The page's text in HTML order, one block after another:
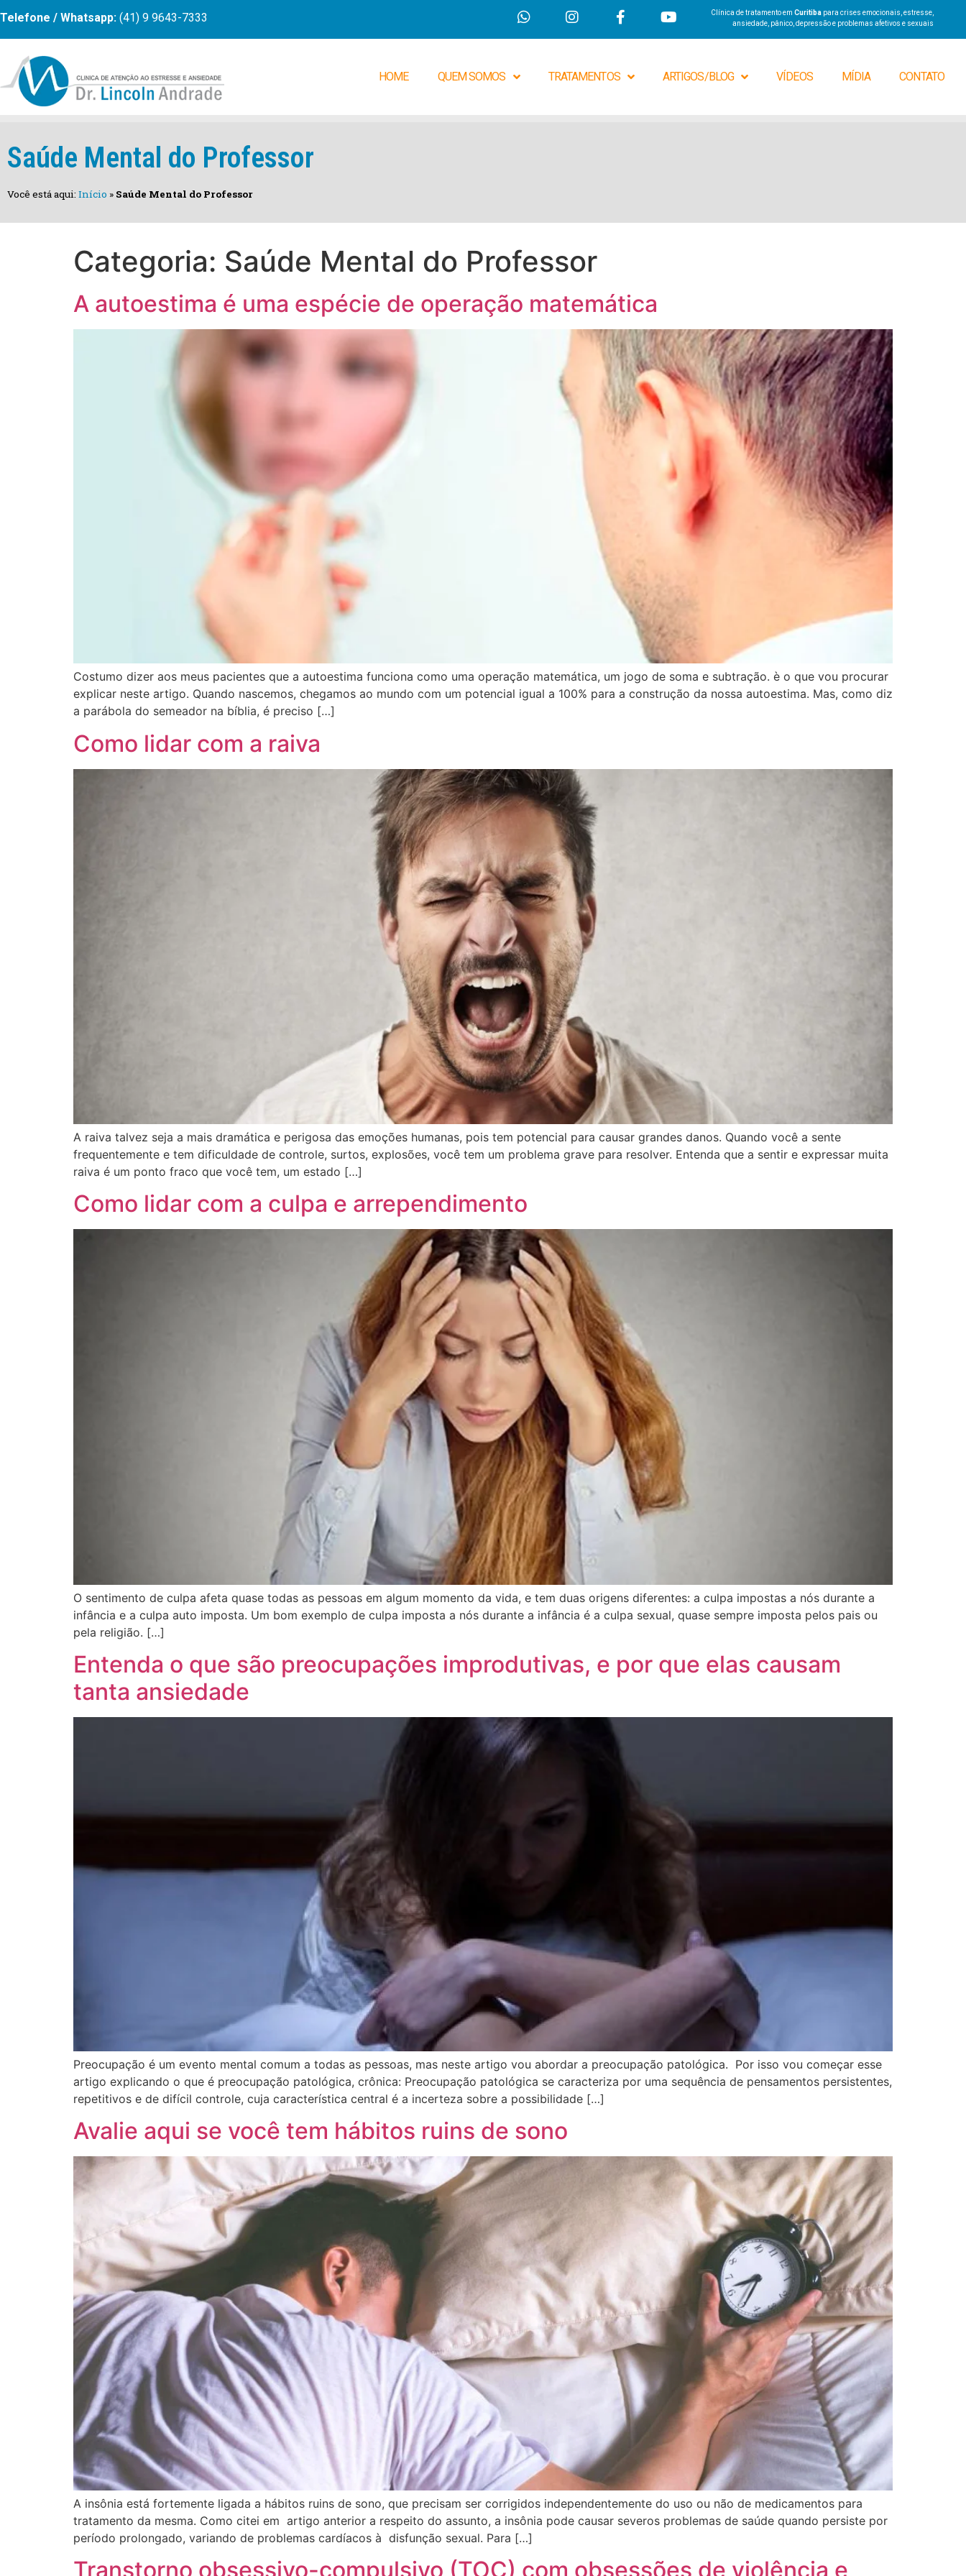
Telefone / Whatsapp: (41) 9 9643-7333 Clínica de tratamento emCuritiba para crises emocionais, estresse,
ansiedade, pânico, depressão e problemas afetivos e sexuais
HOME QUEM SOMOS TRATAMENTOS ARTIGOS/BLOG VÍDEOS MÍDIA CONTATO
Saúde Mental do Professor
Você está aqui: Início » Saúde Mental do Professor
Categoria: Saúde Mental do Professor
A autoestima é uma espécie de operação matemática
Costumo dizer aos meus pacientes que a autoestima funciona como uma operação matemática, um jogo de soma e subtração. è o que vou procurar
explicar neste artigo. Quando nascemos, chegamos ao mundo com um potencial igual a 100% para a construção da nossa autoestima. Mas, como diz
a parábola do semeador na bíblia, é preciso […]
Como lidar com a raiva
A raiva talvez seja a mais dramática e perigosa das emoções humanas, pois tem potencial para causar grandes danos. Quando você a sente
frequentemente e tem dificuldade de controle, surtos, explosões, você tem um problema grave para resolver. Entenda que a sentir e expressar muita
raiva é um ponto fraco que você tem, um estado […]
Como lidar com a culpa e arrependimento
O sentimento de culpa afeta quase todas as pessoas em algum momento da vida, e tem duas origens diferentes: a culpa impostas a nós durante a
infância e a culpa auto imposta. Um bom exemplo de culpa imposta a nós durante a infância é a culpa sexual, quase sempre imposta pelos pais ou
pela religião. […]
Entenda o que são preocupações improdutivas, e por que elas causam
tanta ansiedade
Preocupação é um evento mental comum a todas as pessoas, mas neste artigo vou abordar a preocupação patológica. Por isso vou começar esse
artigo explicando o que é preocupação patológica, crônica: Preocupação patológica se caracteriza por uma sequência de pensamentos persistentes,
repetitivos e de difícil controle, cuja característica central é a incerteza sobre a possibilidade […]
Avalie aqui se você tem hábitos ruins de sono
A insônia está fortemente ligada a hábitos ruins de sono, que precisam ser corrigidos independentemente do uso ou não de medicamentos para
tratamento da mesma. Como citei em artigo anterior a respeito do assunto, a insônia pode causar severos problemas de saúde quando persiste por
período prolongado, variando de problemas cardíacos à disfunção sexual. Para […]
Transtorno obsessivo-compulsivo (TOC) com obsessões de violência e